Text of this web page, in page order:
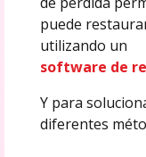
puede
utilizando un
software de
Y para
diferentes